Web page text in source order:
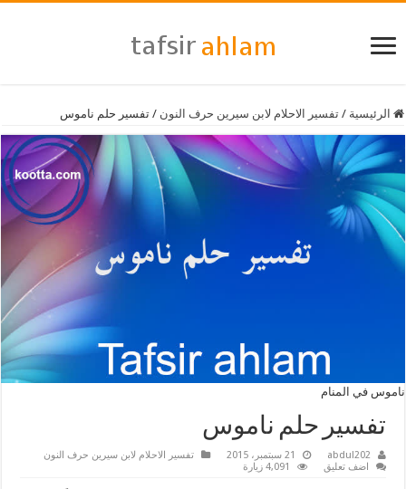
الرئيسية / تفسير الاحلام لابن سيرين حرف النون / تفسير حلم ناموس
ناموس في المنام
تفسير حلم ناموس
abdul202 21 سبتمبر، 2015
تفسير الاحلام لابن سيرين حرف النون
اضف تعليق
4,091 زيارة